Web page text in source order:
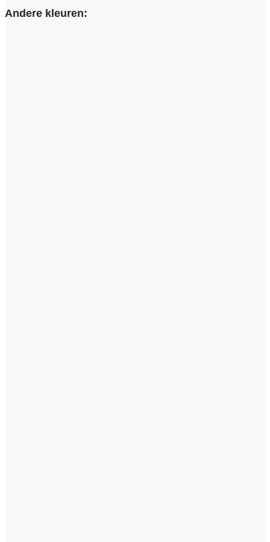
Andere kleuren: